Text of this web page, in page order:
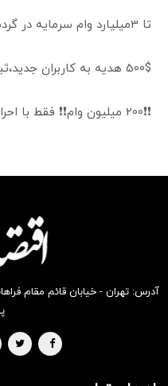
تا 3میلیارد وام سرمایه در گردش فروشندگان
500$ هدیه به کاربران جدید،ثبت نام کن
❗❗200 میلیون وام❗❗ فقط با احراز هویت
آدرس: تهران - خیابان قائم مقام